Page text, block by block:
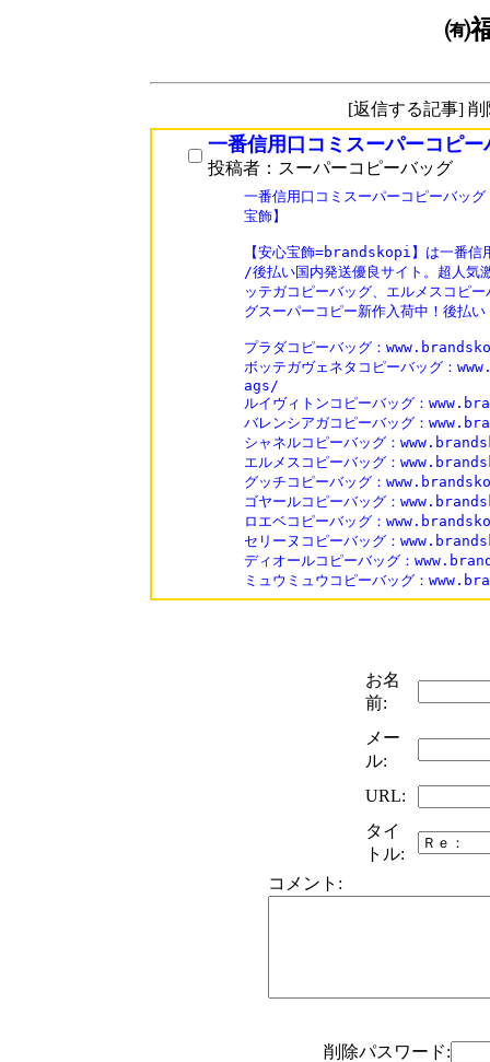
㈲
[返信する記事]
一番信用口コミスーパーコピー
投稿者：スーパーコピーバッグ
一番信用口コミスーパーコピーバッ
宝飾】
【安心宝飾=brandskopi】は一番信
/後払い国内発送優良サイト。超人気
ッテガコピーバッグ、エルメスコピ
グスーパーコピー新作入荷中！後払
プラダコピーバッグ：
ボッテガヴェネタコピーバッグ：
ags/
ルイヴィトンコピーバッグ：
バレンシアガコピーバッグ：
シャネルコピーバッグ：
エルメスコピーバッグ：
グッチコピーバッグ：
ゴヤールコピーバッグ：
ロエベコピーバッグ：
セリーヌコピーバッグ：
ディオールコピーバッグ：
ミュウミュウコピーバッグ：
お名
前:
メー
ル:
URL:
タイ
トル:
コメント:
削除パスワード: